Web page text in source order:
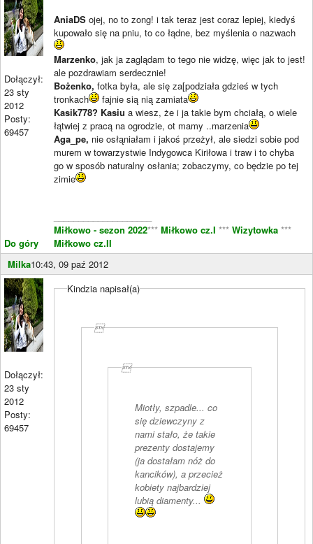
Dołączył:
23 sty
2012
Posty:
69457
Do góry
AniaDS ojej, no to zong! i tak teraz jest coraz lepiej, kiedyś
kupowało się na pniu, to co łądne, bez myślenia o nazwach
Marzenko, jak ja zaglądam to tego nie widzę, więc jak to jest!
ale pozdrawiam serdecznie!
Bożenko, fotka była, ale się za[podziała gdzieś w tych
tronkach
fajnie sią nią zamiata
Kasik778? Kasiu a wiesz, że i ja takie bym chciałą, o wiele
łątwiej z pracą na ogrodzie, ot mamy ..marzenia
Aga_pe, nie osłąniałam i jakoś przeżył, ale siedzi sobie pod
murem w towarzystwie Indygowca Kiriłowa i traw i to chyba
go w sposób naturalny osłania; zobaczymy, co będzie po tej
zimie
Miłkowo - sezon 2022*** Miłkowo cz.I *** Wizytowka ***
Miłkowo cz.II
Milka10:43, 09 paź 2012
Dołączył:
23 sty
2012
Posty:
69457
Kindzia napisał(a)


Miotły, szpadle... co
się dziewczyny z
nami stało, że takie
prezenty dostajemy
(ja dostałam nóż do
kancików), a przecież
kobiety najbardziej
lubią diamenty...